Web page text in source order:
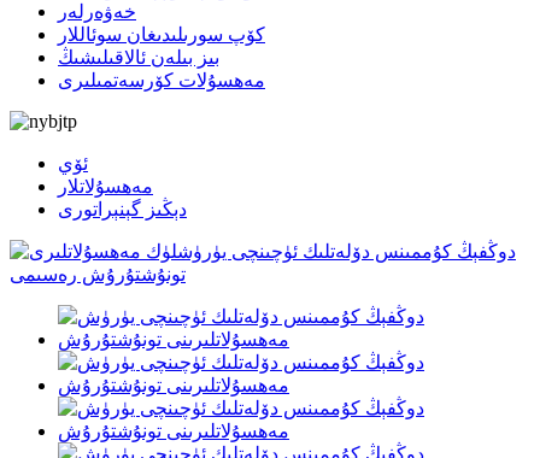
خەۋەرلەر
كۆپ سورىلىدىغان سوئاللار
بىز بىلەن ئالاقىلىشىڭ
مەھسۇلات كۆرسەتمىلىرى
ئۆي
مەھسۇلاتلار
دېڭىز گېنېراتورى